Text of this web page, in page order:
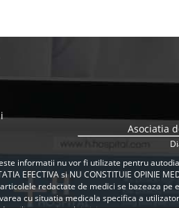
Asociatia
informatii nu vor fi utilizate pentru
EFECTIVA si NU CONSTITUIE OPINIE
redactate de medici se bazeaza pe
cu situatia medicala specifica a